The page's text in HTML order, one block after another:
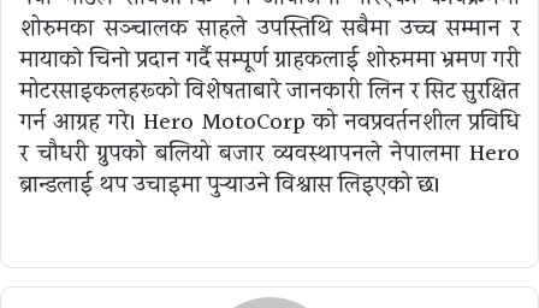
शोरुमका सञ्चालक साहले उपस्तिथि सबैमा उच्च सम्मान र
मायाकाे चिनाे प्रदान गर्दै सम्पूर्ण ग्राहकलाई शोरुममा भ्रमण गरी
मोटरसाइकलहरूको विशेषताबारे जानकारी लिन र सिट सुरक्षित
गर्न आग्रह गरे। Hero MotoCorp को नवप्रवर्तनशील प्रविधि
र चौधरी ग्रुपको बलियो बजार व्यवस्थापनले नेपालमा Hero
ब्रान्डलाई थप उचाइमा पुर्‍याउने विश्वास लिइएको छ।